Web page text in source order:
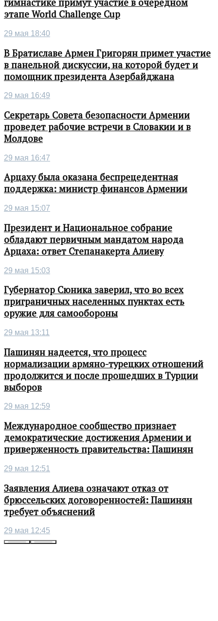
гимнастике примут участие в очередном
этапе World Challenge Cup
29 мая 18:40
В Братиславе Армен Григорян примет участие
в панельной дискуссии, на которой будет и
помощник президента Азербайджана
29 мая 16:49
Секретарь Совета безопасности Армении
проведет рабочие встречи в Словакии и в
Молдове
29 мая 16:47
Арцаху была оказана беспрецедентная
поддержка: министр финансов Армении
29 мая 15:07
Президент и Национальное собрание
обладают первичным мандатом народа
Арцаха: ответ Степанакерта Алиеву
29 мая 15:03
Губернатор Сюника заверил, что во всех
приграничных населенных пунктах есть
оружие для самообороны
29 мая 13:11
Пашинян надеется, что процесс
нормализации армяно-турецких отношений
продолжится и после прошедших в Турции
выборов
29 мая 12:59
Международное сообщество признает
демократические достижения Армении и
приверженность правительства: Пашинян
29 мая 12:51
Заявления Алиева означают отказ от
брюссельских договоренностей: Пашинян
требует объяснений
29 мая 12:45